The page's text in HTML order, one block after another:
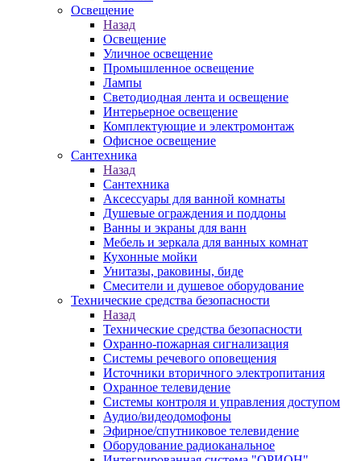
Освещение
Назад
Освещение
Уличное освещение
Промышленное освещение
Лампы
Светодиодная лента и освещение
Интерьерное освещение
Комплектующие и электромонтаж
Офисное освещение
Сантехника
Назад
Сантехника
Аксессуары для ванной комнаты
Душевые ограждения и поддоны
Ванны и экраны для ванн
Мебель и зеркала для ванных комнат
Кухонные мойки
Унитазы, раковины, биде
Смесители и душевое оборудование
Технические средства безопасности
Назад
Технические средства безопасности
Охранно-пожарная сигнализация
Системы речевого оповещения
Источники вторичного электропитания
Охранное телевидение
Системы контроля и управления доступом
Аудио/видеодомофоны
Эфирное/спутниковое телевидение
Оборудование радиоканальное